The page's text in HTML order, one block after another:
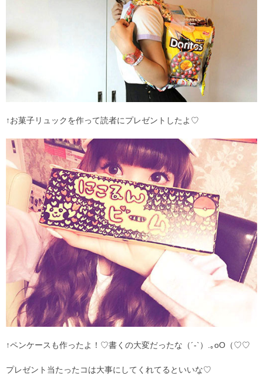
↑お菓子リュックを作って読者にプレゼントしたよ♡
↑ペンケースも作ったよ！♡書くの大変だったな（´-`）.｡oO（♡♡
プレゼント当たったコは大事にしてくれてるといいな♡